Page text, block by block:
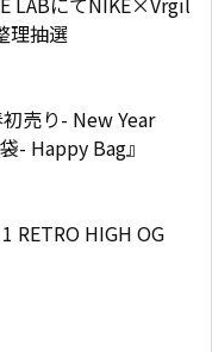
理抽選
売り- New Year
- Happy Bag』
RETRO HIGH OG